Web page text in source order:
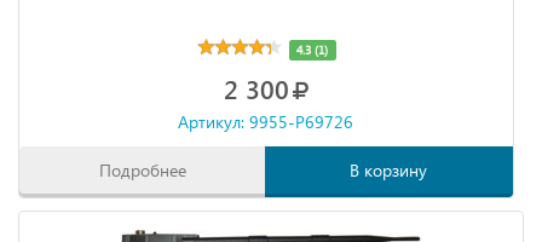
4.3 (1)
2 300
Артикул: 9955-P69726
Подробнее В корзину